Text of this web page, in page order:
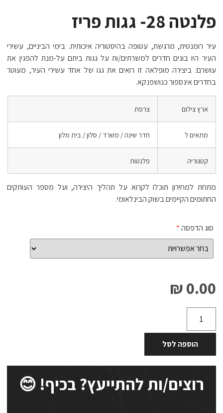
פלנטה 28- גגות פריז
עיר רומנטית, מרגשת, עטופה בהיסטוריה איכותית. בימי הביניים, עשירי
העיר היו בונים חדרים למשרתים/ות על גגות ביתם על-מנת להפגין את
עושרם: ביצירה מופלאה זו רואים את גגו של אחד עשירי העיר, מעוטר
בחדרים אינספור כגושפנקא.
ארץ צילום צרפת
מתאים ל חדר שינה / משרד / סלון / בית מלון
קטגוריה פלנטות
מתחת למחירון תוכלו לקרוא על תהליך היצירה, ועל מספר העותקים
החתומים הקיימים בשוק הבינלאומי.
סוג הדפסה*
0.00 ₪
הוספה לסל
רוצים/ות להתייעץ? בכיף! 😊